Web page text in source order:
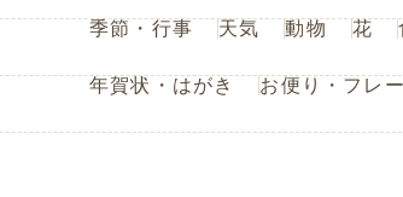
季節・行事 天気 動物 花
年賀状・はがき お便り・フレ